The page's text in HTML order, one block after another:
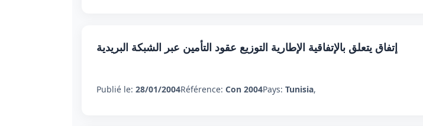
إتفاق يتعلق بالإتفاقية الإطارية التوزيع عقود التأمين عبر الشبكة البريدية
Publié le: 28/01/2004Référence: Con 2004Pays: Tunisia,